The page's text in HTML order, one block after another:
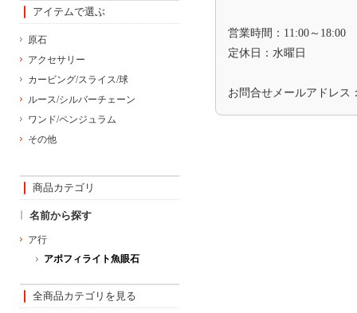
営業時間：11:00～18:00
定休日：水曜日
お問合せメールアドレス
アイテムで選ぶ
原石
アクセサリー
カービング/スライス/球
ルース/シルバーチェーン
ワンド/ペンジュラム
その他
商品カテゴリ
名前から探す
ア行
アポフィライト魚眼石
全商品カテゴリを見る